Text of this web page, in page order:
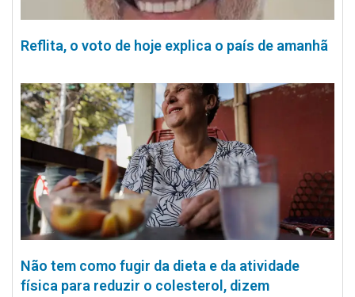
Reflita, o voto de hoje explica o país de amanhã
Não tem como fugir da dieta e da atividade
física para reduzir o colesterol, dizem